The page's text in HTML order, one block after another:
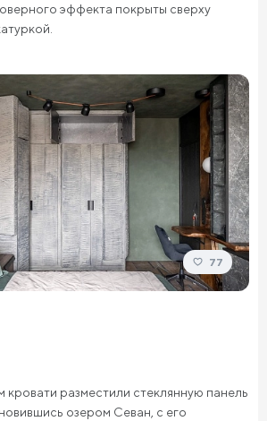
эффекта покрыты сверху
77
кровати разместили стеклянную панель
озером Севан, с его